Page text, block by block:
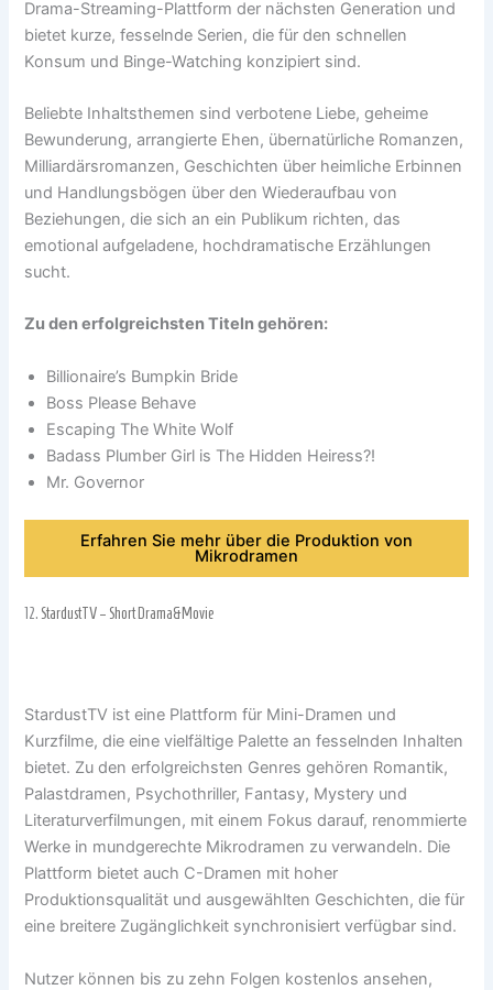
Drama-Streaming-Plattform der nächsten Generation und
bietet kurze, fesselnde Serien, die für den schnellen
Konsum und Binge-Watching konzipiert sind.
Beliebte Inhaltsthemen sind verbotene Liebe, geheime
Bewunderung, arrangierte Ehen, übernatürliche Romanzen,
Milliardärsromanzen, Geschichten über heimliche Erbinnen
und Handlungsbögen über den Wiederaufbau von
Beziehungen, die sich an ein Publikum richten, das
emotional aufgeladene, hochdramatische Erzählungen
sucht.
Zu den erfolgreichsten Titeln gehören:
Billionaire’s Bumpkin Bride
Boss Please Behave
Escaping The White Wolf
Badass Plumber Girl is The Hidden Heiress?!
Mr. Governor
Erfahren Sie mehr über die Produktion von
Mikrodramen
12. StardustTV – Short Drama&Movie
StardustTV ist eine Plattform für Mini-Dramen und
Kurzfilme, die eine vielfältige Palette an fesselnden Inhalten
bietet. Zu den erfolgreichsten Genres gehören Romantik,
Palastdramen, Psychothriller, Fantasy, Mystery und
Literaturverfilmungen, mit einem Fokus darauf, renommierte
Werke in mundgerechte Mikrodramen zu verwandeln. Die
Plattform bietet auch C-Dramen mit hoher
Produktionsqualität und ausgewählten Geschichten, die für
eine breitere Zugänglichkeit synchronisiert verfügbar sind.
Nutzer können bis zu zehn Folgen kostenlos ansehen,